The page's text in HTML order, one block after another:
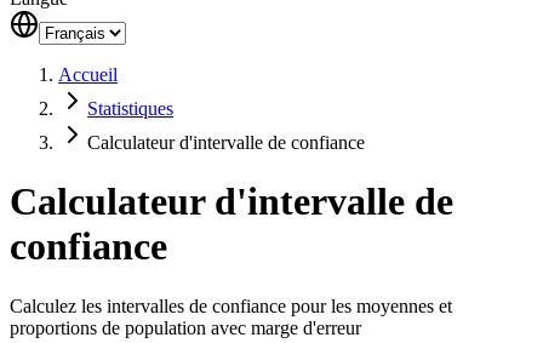
Accueil
Statistiques
Calculateur d'intervalle de confiance
Calculateur d'intervalle de
confiance
Calculez les intervalles de confiance pour les moyennes et
proportions de population avec marge d'erreur